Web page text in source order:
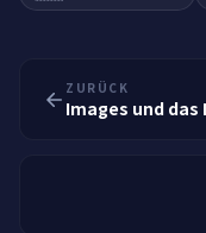
ZURÜCK
Images und das